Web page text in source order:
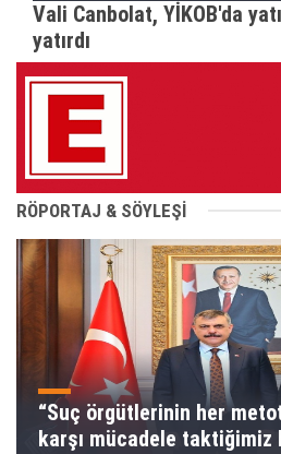
Vali Canbolat, YİKOB'da
yatırdı
RÖPORTAJ & SÖYLEŞİ
“Suç örgütlerinin her
karşı mücadele taktiğimiz